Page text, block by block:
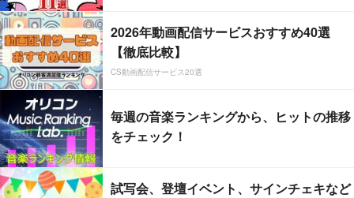
2026年動画配信サービスおすすめ40選
【徹底比較】
CS動画配信サービス20選
毎週の音楽ランキングから、ヒットの推移
をチェック！
試写会、登壇イベント、サインチェキなど